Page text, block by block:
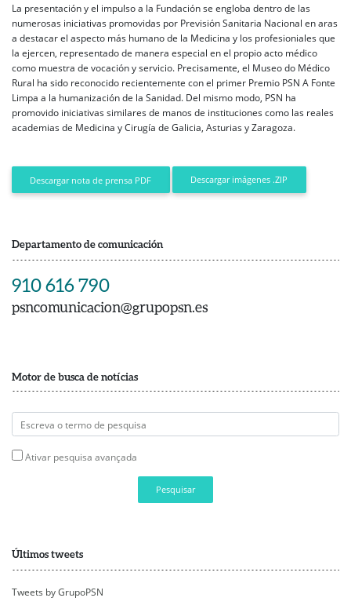
La presentación y el impulso a la Fundación se engloba dentro de las
numerosas iniciativas promovidas por Previsión Sanitaria Nacional en aras
a destacar el aspecto más humano de la Medicina y los profesioniales que
la ejercen, representado de manera especial en el propio acto médico
como muestra de vocación y servicio. Precisamente, el Museo do Médico
Rural ha sido reconocido recientemente con el primer Premio PSN A Fonte
Limpa a la humanización de la Sanidad. Del mismo modo, PSN ha
promovido iniciativas similares de manos de instituciones como las reales
academias de Medicina y Cirugía de Galicia, Asturias y Zaragoza.
Descargar nota de prensa PDF Descargar imágenes .ZIP
Departamento de comunicación
910 616 790
psncomunicacion@grupopsn.es
Motor de busca de notícias
Ativar pesquisa avançada
Pesquisar
Últimos tweets
Tweets by GrupoPSN